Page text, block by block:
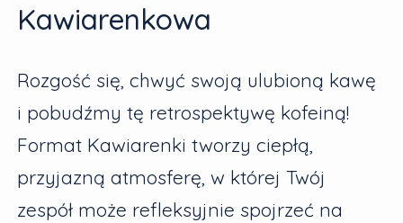
Kawiarenkowa
Rozgość się, chwyć swoją ulubioną kawę
i pobudźmy tę retrospektywę kofeiną!
Format Kawiarenki tworzy ciepłą,
przyjazną atmosferę, w której Twój
zespół może refleksyjnie spojrzeć na